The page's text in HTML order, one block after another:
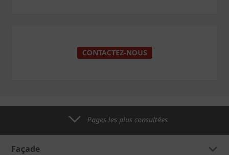
CONTACTEZ-NOUS
Pages les plus consultées
Façade